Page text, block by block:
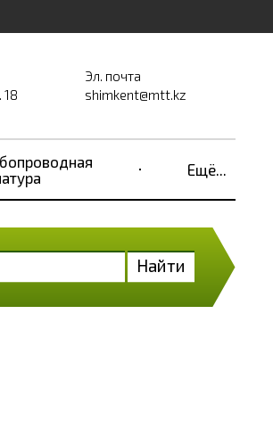
18
Эл. почта
shimkent@mtt.kz
Ещё...
Найти